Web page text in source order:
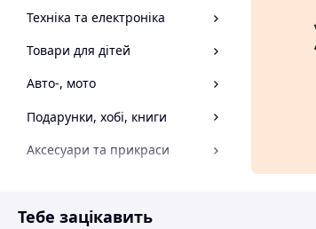
Техніка та електроніка
Товари для дітей
Авто-, мото
Подарунки, хобі, книги
Аксесуари та прикраси
Спорт і відпочинок
Тебе зацікавить